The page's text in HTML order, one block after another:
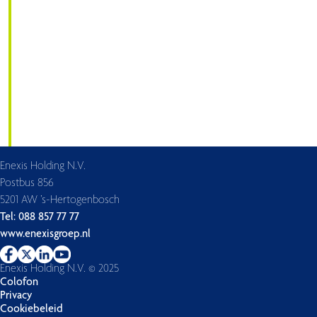
Enexis Holding N.V.
Postbus 856
5201 AW ’s-Hertogenbosch
Tel: 088 857 77 77
www.enexisgroep.nl
Enexis Holding N.V. © 2025
Colofon
Privacy
Cookiebeleid